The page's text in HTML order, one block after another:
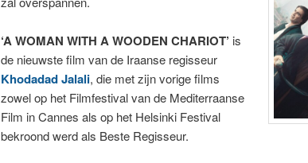
‘A WOMAN WITH A WOODEN CHARIOT’ is
de nieuwste film van de Iraanse regisseur
Khodadad Jalali, die met zijn vorige films
zowel op het Filmfestival van de Mediterraanse
Film in Cannes als op het Helsinki Festival
bekroond werd als Beste Regisseur.